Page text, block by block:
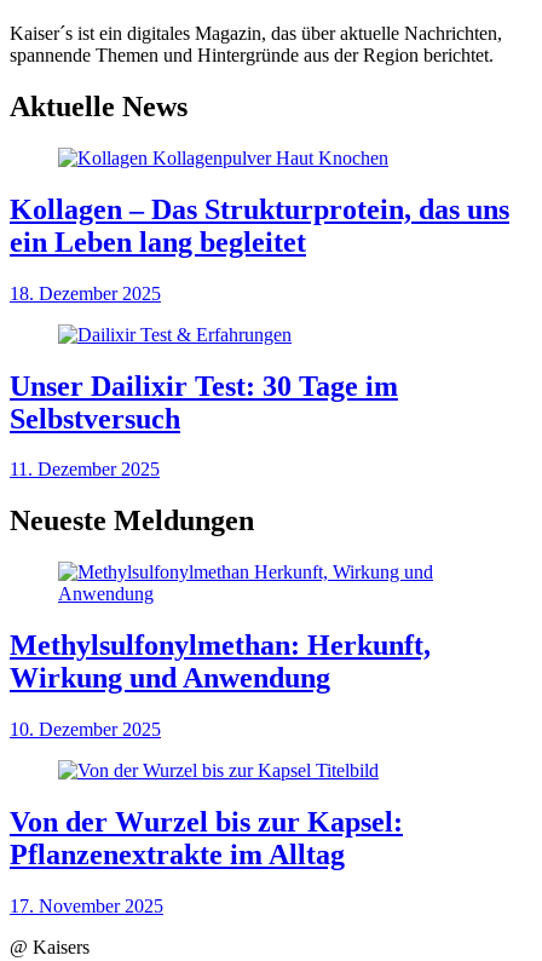
Kaiser´s ist ein digitales Magazin, das über aktuelle Nachrichten,
spannende Themen und Hintergründe aus der Region berichtet.
Aktuelle News
Kollagen – Das Strukturprotein, das uns
ein Leben lang begleitet
18. Dezember 2025
Unser Dailixir Test: 30 Tage im
Selbstversuch
11. Dezember 2025
Neueste Meldungen
Methylsulfonylmethan: Herkunft,
Wirkung und Anwendung
10. Dezember 2025
Von der Wurzel bis zur Kapsel:
Pflanzenextrakte im Alltag
17. November 2025
@ Kaisers